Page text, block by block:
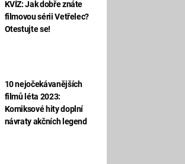
KVÍZ: Jak dobře znáte
filmovou sérii Vetřelec?
Otestujte se!
10 nejočekávanějších
filmů léta 2023:
Komiksové hity doplní
návraty akčních legend